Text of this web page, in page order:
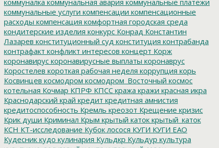
коммунальные услуги компенсации компенсационные
расходы компенсация комфортная городская среда
кондитерские изделия конкурс Конрад Константин
Лазарев конституционный суд конституция контрабанда
контрафакт конфликт интересов концерт Корж
коронавирус коронавирусные выплаты коронаврус
Коростелев короткая рабочая неделя коррупция корь
Косвинцев космодром космодром_Восточный космос
котельная Кочмар КПРФ КПСС кража кражи красная икра
Краснодарский край кредит кредитная амнистия
кредитоспособность Кремль креозот Крещение кризис
Крик души Криминал Крым крытый каток крытый_каток
КСН КТ-исследование Кубок лосося КУГИ КУГИ ЕАО
Кудесник кудо кулинария Кульдкр Кульдур культура